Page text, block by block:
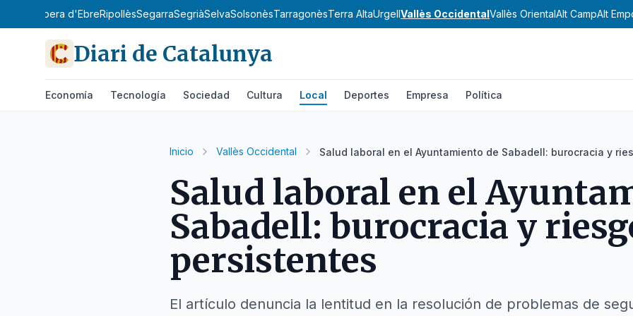
Ribera d'EbreRipollèsSegarraSegriàSelvaSolsonèsTarragonèsTerra AltaUrgellVallès OccidentalVallès OrientalAlt CampAlt
Diari de Catalunya
Economía Tecnología Sociedad Cultura Local Deportes Empresa Política
Inicio Vallès Occidental Salud laboral en el Ayuntamiento de Sabadell: burocracia y
Salud laboral en el
Sabadell: burocracia y
persistentes
El artículo denuncia la lentitud en la resolución de problemas de